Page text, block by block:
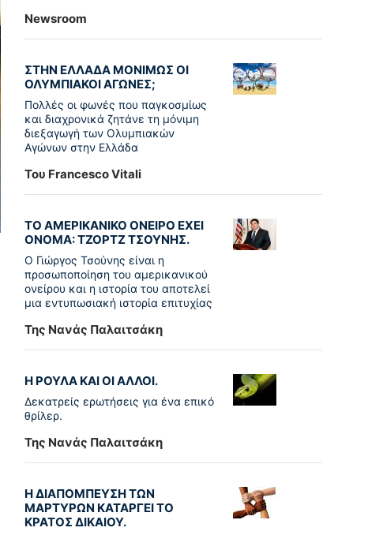
Newsroom
ΣΤΗΝ ΕΛΛΑΔΑ ΜΟΝΙΜΩΣ ΟΙ
ΟΛΥΜΠΙΑΚΟΙ ΑΓΩΝΕΣ;
Πολλές οι φωνές που παγκοσμίως
και διαχρονικά ζητάνε τη μόνιμη
διεξαγωγή των Ολυμπιακών
Αγώνων στην Ελλάδα
Του Francesco Vitali
ΤΟ ΑΜΕΡΙΚΑΝΙΚΟ ΟΝΕΙΡΟ ΕΧΕΙ
ΟΝΟΜΑ: ΤΖΟΡΤΖ ΤΣΟΥΝΗΣ.
Ο Γιώργος Τσούνης είναι η
προσωποποίηση του αμερικανικού
ονείρου και η ιστορία του αποτελεί
μια εντυπωσιακή ιστορία επιτυχίας
Της Νανάς Παλαιτσάκη
Η ΡΟΥΛΑ ΚΑΙ ΟΙ ΑΛΛΟΙ.
Δεκατρείς ερωτήσεις για ένα επικό
θρίλερ.
Της Νανάς Παλαιτσάκη
Η ΔΙΑΠΟΜΠΕΥΣΗ ΤΩΝ
ΜΑΡΤΥΡΩΝ ΚΑΤΑΡΓΕΙ ΤΟ
ΚΡΑΤΟΣ ΔΙΚΑΙΟΥ.